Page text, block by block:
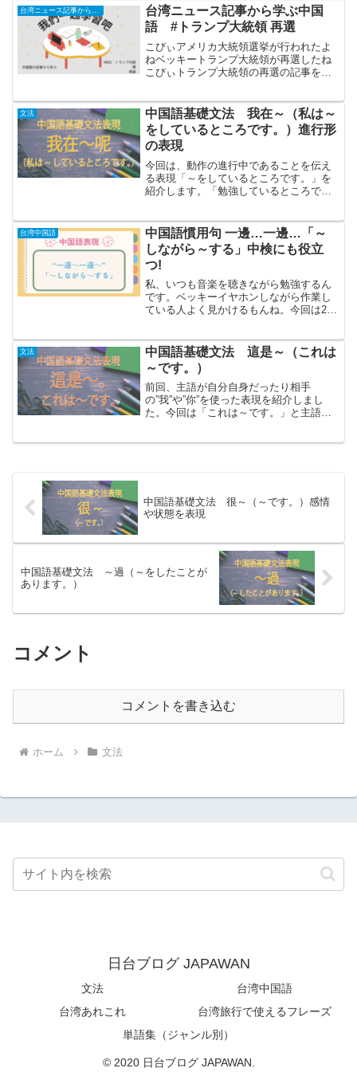
現を学んでいきましょう～「～をしたこ
とがあります」を中国語で表...
台湾ニュース記事から学ぶ中国語
台湾ニュース記事から学ぶ中国
語 #トランプ大統領 再選
こびぃアメリカ大統領選挙が行われたよ
ねベッキートランプ大統領が再選したね
こびぃトランプ大統領の再選の記事を見
語に訳しどんな単語があるのか勉強して
いきます。この記事では、...
文法
中国語基礎文法 我在～（私は～
をしているところです。）進行形
の表現
今回は、動作の進行中であることを伝え
る表現「～をしているところです。」を
紹介します。「勉強しているところで
構あると思います。その為にも、今回の
表現を学んでいきましょう～「...
台湾中国語
中国語慣用句 一邊…一邊…「～
しながら～する」中検にも役立
つ!
私、いつも音楽を聴きながら勉強するん
です。ベッキーイヤホンしながら作業し
ている人よく見かけるもんね。今回は2つ
がら～する」を中国語で表現するには一
邊…一邊…（yībiān...
文法
中国語基礎文法 這是～（これは
～です。）
前回、主語が自分自身だったり相手
の”我”や”你”を使った表現を紹介しまし
た。今回は「これは～です。」と主語を
中国語基礎文法 很～（～です。）感情
や状態を表現
中国語基礎文法 ～過（～をしたことが
あります。）
コメント
コメントを書き込む
ホーム 文法
日台ブログ JAPAWAN
文法
台湾中国語
台湾あれこれ
台湾旅行で使えるフレーズ
単語集（ジャンル別）
© 2020 日台ブログ JAPAWAN.